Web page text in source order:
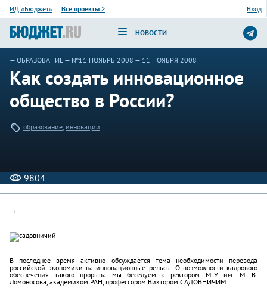
ИД «Бюджет» Все проекты > Вход
НОВОСТИ
— ОБРАЗОВАНИЕ — №11 НОЯБРЬ 2008 — 11 НОЯБРЯ 2008
Как создать инновационное
общество в России?
образование, инновации
9804
В последнее время активно обсуждается тема необходимости перевода
российской экономики на инновационные рельсы. О возможности кадрового
обеспечения такого прорыва мы беседуем с ректором МГУ им. М. В.
Ломоносова, академиком РАН, профессором Виктором САДОВНИЧИМ.